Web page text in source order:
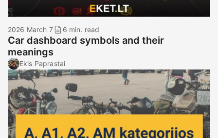
2026 March 7 6 min. read
Car dashboard symbols and their
meanings
Ekis Paprastai